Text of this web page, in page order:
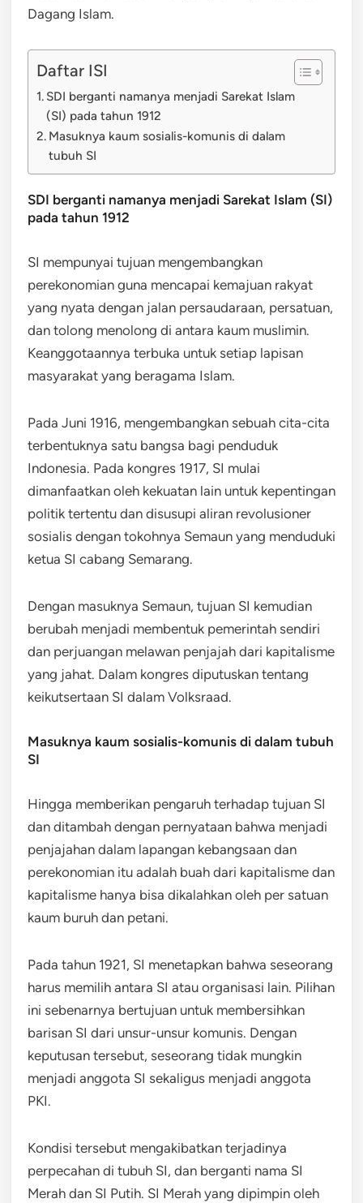
Dagang Islam.
Daftar ISI
SDI berganti namanya menjadi Sarekat Islam
(SI) pada tahun 1912
Masuknya kaum sosialis-komunis di dalam
tubuh SI
SDI berganti namanya menjadi Sarekat Islam (SI)
pada tahun 1912
SI mempunyai tujuan mengembangkan
perekonomian guna mencapai kemajuan rakyat
yang nyata dengan jalan persaudaraan, persatuan,
dan tolong menolong di antara kaum muslimin.
Keanggotaannya terbuka untuk setiap lapisan
masyarakat yang beragama Islam.
Pada Juni 1916, mengembangkan sebuah cita-cita
terbentuknya satu bangsa bagi penduduk
Indonesia. Pada kongres 1917, SI mulai
dimanfaatkan oleh kekuatan lain untuk kepentingan
politik tertentu dan disusupi aliran revolusioner
sosialis dengan tokohnya Semaun yang menduduki
ketua SI cabang Semarang.
Dengan masuknya Semaun, tujuan SI kemudian
berubah menjadi membentuk pemerintah sendiri
dan perjuangan melawan penjajah dari kapitalisme
yang jahat. Dalam kongres diputuskan tentang
keikutsertaan SI dalam Volksraad.
Masuknya kaum sosialis-komunis di dalam tubuh
SI
Hingga memberikan pengaruh terhadap tujuan SI
dan ditambah dengan pernyataan bahwa menjadi
penjajahan dalam lapangan kebangsaan dan
perekonomian itu adalah buah dari kapitalisme dan
kapitalisme hanya bisa dikalahkan oleh per satuan
kaum buruh dan petani.
Pada tahun 1921, SI menetapkan bahwa seseorang
harus memilih antara SI atau organisasi lain. Pilihan
ini sebenarnya bertujuan untuk membersihkan
barisan SI dari unsur-unsur komunis. Dengan
keputusan tersebut, seseorang tidak mungkin
menjadi anggota SI sekaligus menjadi anggota
PKI.
Kondisi tersebut mengakibatkan terjadinya
perpecahan di tubuh SI, dan berganti nama SI
Merah dan SI Putih. SI Merah yang dipimpin oleh